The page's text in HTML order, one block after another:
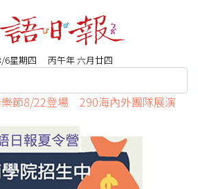
6星期四 丙午年 六月廿四
樂節8/22登場 290海內外團隊展演